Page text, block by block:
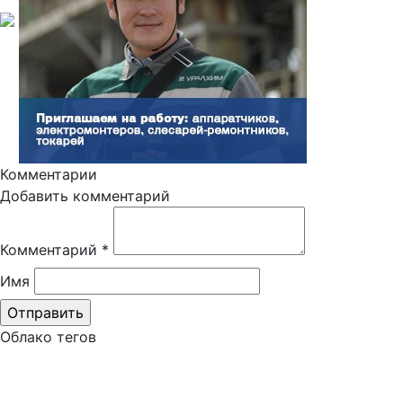
Комментарии
Добавить комментарий
Комментарий *
Имя
Облако тегов